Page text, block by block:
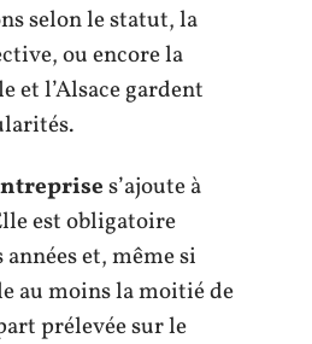
selon le statut, la
ou encore la
et l’Alsace gardent
s’ajoute à
est obligatoire
et, même si
au moins la moitié de
prélevée sur le